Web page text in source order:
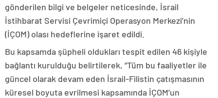
gönderilen bilgi ve belgeler neticesinde, İsrail
İstihbarat Servisi Çevrimiçi Operasyon Merkezi’nin
(İÇOM) olası hedeflerine işaret edildi.
Bu kapsamda şüpheli oldukları tespit edilen 46 kişiyle
bağlantı kurulduğu belirtilerek, “Tüm bu faaliyetler ile
güncel olarak devam eden İsrail-Filistin çatışmasının
küresel boyuta evrilmesi kapsamında İÇOM’un